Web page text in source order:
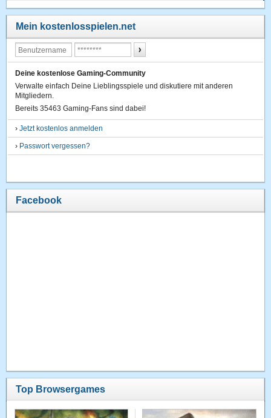
Mein kostenlosspielen.net
Deine kostenlose Gaming-Community
Verwalte einfach Deine Lieblingsspiele und diskutiere mit anderen
Mitgliedern.
Bereits 35463 Gaming-Fans sind dabei!
›Jetzt kostenlos anmelden
› Passwort vergessen?
Facebook
Top Browsergames